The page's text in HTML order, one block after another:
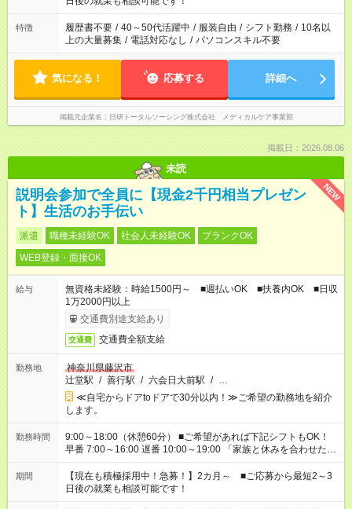
の勤務時間。 合計で週40時間を超える場合は応募できません。
特徴 履歴書不要 / 40～50代活躍中 / 服装自由 / シフト勤務 / 10名以
上の大量募集 / 電話対応なし / パソコンスキル不要
気になる！ 応募する 詳細へ
掲載元企業名 日研トータルソーシング株式会社 メディカルケア事業部
掲載日：2026.08.06
未読
NEW
説明会参加で全員に【現金2千円相当プレゼン
ト】生活のお手伝い
派遣 職種未経験OK 社会人未経験OK
ブランクOK
WEB登録・面接OK
給与
無資格未経験：時給1500円～ ■週払いOK ■扶養内OK ■日収
1万2000円以上
交通費別途支給あり
交通費 交通費全額支給
勤務地
神奈川県藤沢市
辻堂駅 / 善行駅 / 六会日大前駅 / …
≪自宅からドアtoドアで30分以内！≫ご希望の勤務地を紹介
します。
勤務時間
9:00～18:00（休憩60分） ■ご希望があれば下記シフトもOK！
早番 7:00～16:00 遅番 10:00～19:00 「家族と休みを合わせた
い」 「余裕を持って夕飯の準備がしたい」 「できれば残業はし
たくない」 など、ご希望を教えてくださいね。 ※Wワーク希望
の方へ 今ご覧のお仕事で希望する勤務時間と、もう1つのお仕事
の勤務時間。 合計で週40時間を超える場合は応募できません。
期間
【現在も積極採用中！急募！】2カ月～ ■ご応募から最短2～3
日後の就業も相談可能です！